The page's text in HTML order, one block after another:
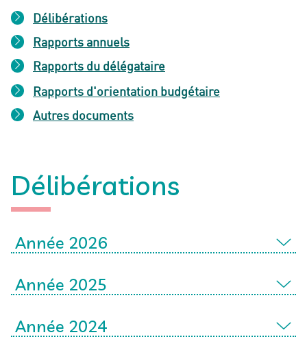
Délibérations
Rapports annuels
Rapports du délégataire
Rapports d'orientation budgétaire
Autres documents
Délibérations
Année 2026
Année 2025
Année 2024